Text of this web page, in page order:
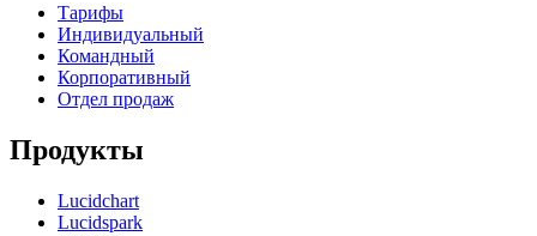
Тарифы
Индивидуальный
Командный
Корпоративный
Отдел продаж
Продукты
Lucidchart
Lucidspark